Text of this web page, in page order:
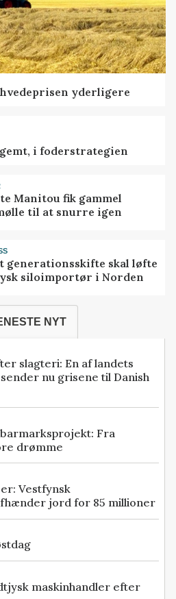
yderligere
i foderstrategien
Manitou fik gammel
til at snurre igen
generationsskifte skal løfte
siloimportør i Norden
NYT
slagteri: En af landets
nu grisene til Danish
Fra
drømme
Vestfynsk
jord for 85 millioner
maskinhandler efter